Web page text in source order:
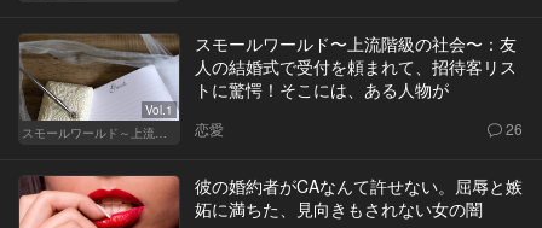
Vol.1
スモールワールド〜上流階級の社会〜：友
人の結婚式で受付を頼まれて、招待客リス
トに驚愕！そこには、ある人物が
恋愛 26
彼の婚約者がCAなんて許せない。屈辱と嫉
妬に満ちた、見向きもされない女の闇